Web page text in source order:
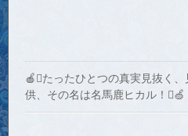
🍎たったひとつの真実見抜く
供、その名は名馬鹿ヒカル！🍏